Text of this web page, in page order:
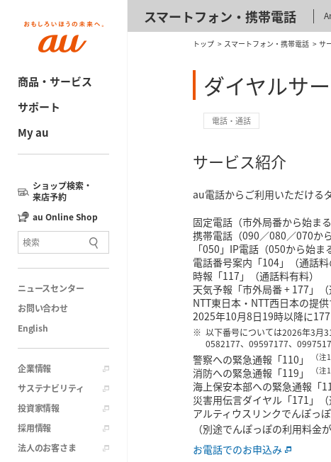
商品・サービス
サポート
My au
ショップ検索・
来店予約
au Online Shop
ニュースセンター
お問い合わせ
English
企業情報
サステナビリティ
投資家情報
採用情報
法人のお客さま
スマートフォン・携帯電話
トップ スマートフォン・携帯電話 サ
ダイヤルサ
電話・通話
サービス紹介
au電話からご利用いただける
固定電話（市外局番から始まる
携帯電話（090／080／070か
「050」IP電話（050から始ま
電話番号案内「104」（通話
時報「117」（通話料有料）
天気予報「市外局番 + 177」（
NTT東日本・NTT西日本の提
2025年10月8日19時以降に
以下番号については2026年3月
0582177、09597177、
警察への緊急通報「110」 （注1
消防への緊急通報「119」 （注1
海上保安本部への緊急通報「
災害用伝言ダイヤル「171」（
アルティウスリンクでんぽっぽ
（別途でんぽっぽの利用料金
お電話でのお申込み